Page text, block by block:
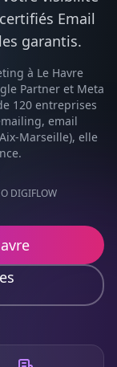
Email
garantis.
à Le Havre
Partner et Meta
120 entreprises
email
Marseille), elle
DIGIFLOW